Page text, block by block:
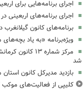
اجرای برنامه‌هایی برای اربعین در مرکز
اجرای برنامه‌های اربعینی در مرکز شماره
برنامه‌های کانون
ویژه‌برنامه «به یاد بچه‌های میناب» در
مرکز شماره ۱۳
شد
بازدید مدیرکل کانون
کلیپی از فعالیت‌های